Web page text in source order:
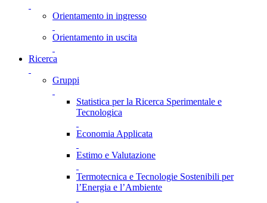
Orientamento in ingresso
Orientamento in uscita
Ricerca
Gruppi
Statistica per la Ricerca Sperimentale e
Tecnologica
Economia Applicata
Estimo e Valutazione
Termotecnica e Tecnologie Sostenibili per
l’Energia e l’Ambiente